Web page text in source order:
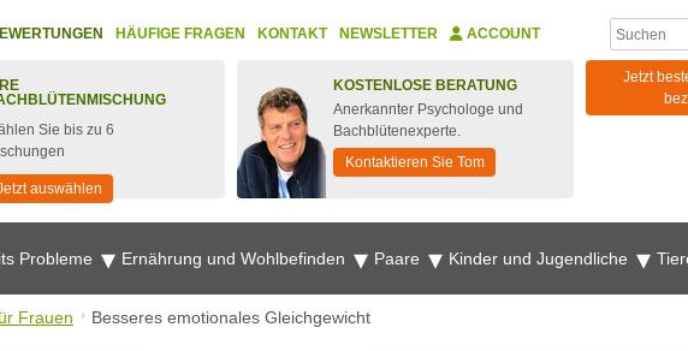
HÄUFIGE FRAGEN KONTAKT NEWSLETTER ACCOUNT
Sie bis zu 6
auswählen
KOSTENLOSE BERATUNG
Anerkannter Psychologe und
Bachblütenexperte.
Kontaktieren Sie Tom
Jetzt
Probleme Ernährung und Wohlbefinden Paare Kinder und Jugendliche
Frauen Besseres emotionales Gleichgewicht